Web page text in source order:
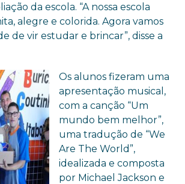
da escola. “A nossa escola
alegre e colorida. Agora vamos
de vir estudar e brincar”, disse a
Os alunos fizeram uma
apresentação musical,
com a canção “Um
mundo bem melhor”,
uma tradução de “We
Are The World”,
idealizada e composta
por Michael Jackson e